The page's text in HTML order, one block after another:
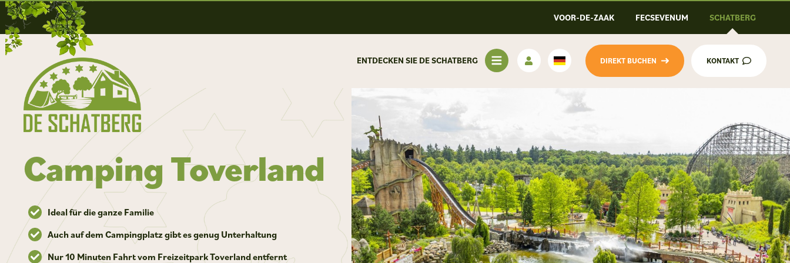
VOOR-DE-ZAAK FECSEVENUM SCHATBERG
ENTDECKEN SIE DE SCHATBERG DIREKT BUCHEN KONTAKT
Camping Toverland
Ideal für die ganze Familie
Auch auf dem Campingplatz gibt es genug Unterhaltung
Nur 10 Minuten Fahrt vom Freizeitpark Toverland entfernt